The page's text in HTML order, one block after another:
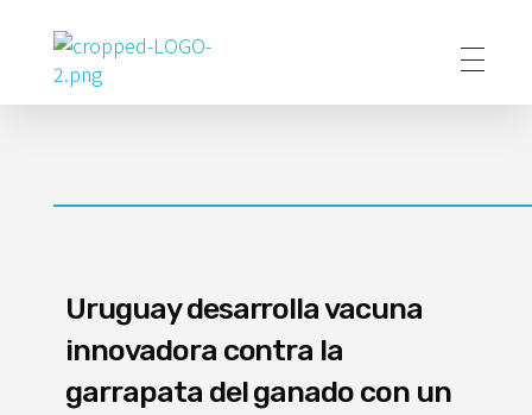
Poder Agropecuario
Uruguay desarrolla vacuna
innovadora contra la
garrapata del ganado con un